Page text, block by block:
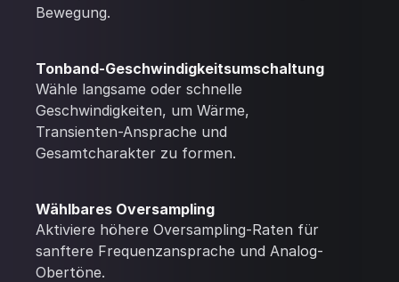
Bewegung.
Tonband-Geschwindigkeitsumschaltung
Wähle langsame oder schnelle
Geschwindigkeiten, um Wärme,
Transienten-Ansprache und
Gesamtcharakter zu formen.
Wählbares Oversampling
Aktiviere höhere Oversampling-Raten für
sanftere Frequenzansprache und Analog-
Obertöne.